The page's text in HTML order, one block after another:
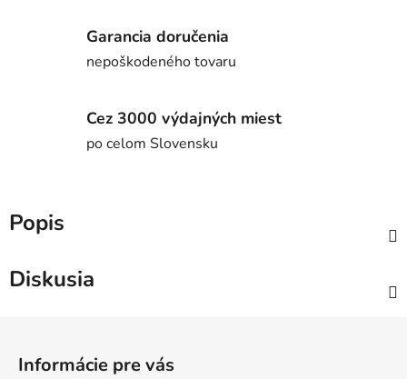
Garancia doručenia
nepoškodeného tovaru
Cez 3000 výdajných miest
po celom Slovensku
Popis
Diskusia
Informácie pre vás